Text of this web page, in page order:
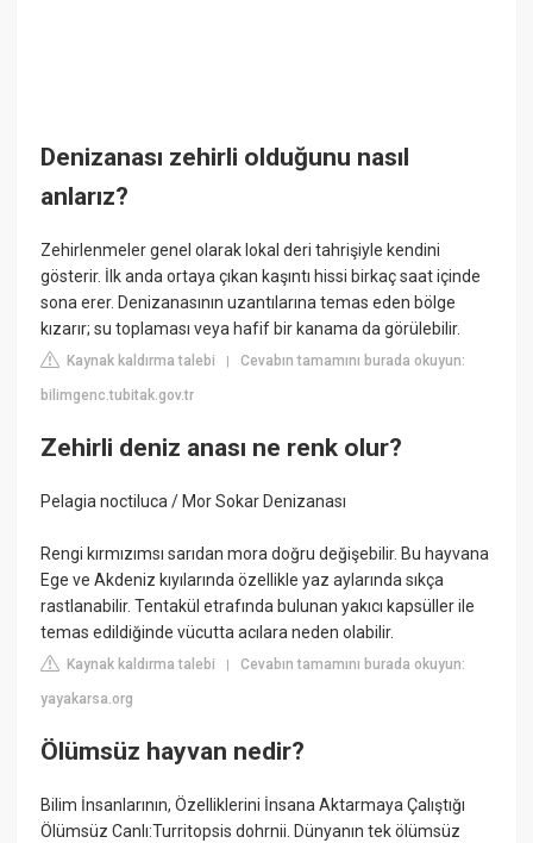
Denizanası zehirli olduğunu nasıl
anlarız?
Zehirlenmeler genel olarak lokal deri tahrişiyle kendini
gösterir. İlk anda ortaya çıkan kaşıntı hissi birkaç saat içinde
sona erer. Denizanasının uzantılarına temas eden bölge
kızarır; su toplaması veya hafif bir kanama da görülebilir.
Kaynak kaldırma talebi |Cevabın tamamını burada okuyun:
bilimgenc.tubitak.gov.tr
Zehirli deniz anası ne renk olur?
Pelagia noctiluca / Mor Sokar Denizanası
Rengi kırmızımsı sarıdan mora doğru değişebilir. Bu hayvana
Ege ve Akdeniz kıyılarında özellikle yaz aylarında sıkça
rastlanabilir. Tentakül etrafında bulunan yakıcı kapsüller ile
temas edildiğinde vücutta acılara neden olabilir.
Kaynak kaldırma talebi |Cevabın tamamını burada okuyun:
yayakarsa.org
Ölümsüz hayvan nedir?
Bilim İnsanlarının, Özelliklerini İnsana Aktarmaya Çalıştığı
Ölümsüz Canlı:Turritopsis dohrnii. Dünyanın tek ölümsüz